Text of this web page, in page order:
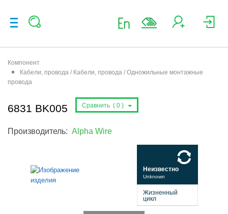
Компонент
Кабели, провода / Кабели, провода / Одножильные монтажные
провода
6831 BK005 Сравнить ( 0 )
Производитель: Alpha Wire